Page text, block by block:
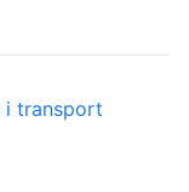
transport